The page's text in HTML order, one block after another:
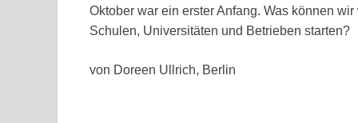
Oktober war ein erster Anfang. Was können
Schulen, Universitäten und Betrieben starten?
von Doreen Ullrich, Berlin